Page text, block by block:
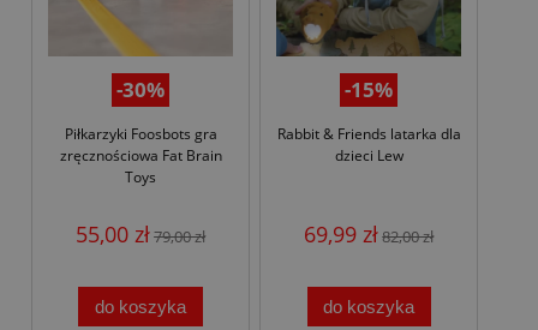
-30%
Piłkarzyki Foosbots gra
zręcznościowa Fat Brain
Toys
55,00 zł79,00 zł
do koszyka
-15%
Rabbit & Friends latarka dla
dzieci Lew
69,99 zł82,00 zł
do koszyka